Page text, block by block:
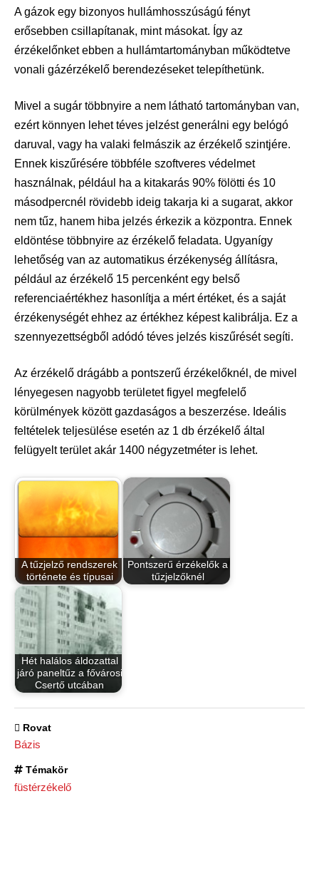
A gázok egy bizonyos hullámhosszúságú fényt
erősebben csillapítanak, mint másokat. Így az
érzékelőnket ebben a hullámtartományban működtetve
vonali gázérzékelő berendezéseket telepíthetünk.
Mivel a sugár többnyire a nem látható tartományban van,
ezért könnyen lehet téves jelzést generálni egy belógó
daruval, vagy ha valaki felmászik az érzékelő szintjére.
Ennek kiszűrésére többféle szoftveres védelmet
használnak, például ha a kitakarás 90% fölötti és 10
másodpercnél rövidebb ideig takarja ki a sugarat, akkor
nem tűz, hanem hiba jelzés érkezik a központra. Ennek
eldöntése többnyire az érzékelő feladata. Ugyanígy
lehetőség van az automatikus érzékenység állításra,
például az érzékelő 15 percenként egy belső
referenciaértékhez hasonlítja a mért értéket, és a saját
érzékenységét ehhez az értékhez képest kalibrálja. Ez a
szennyezettségből adódó téves jelzés kiszűrését segíti.
Az érzékelő drágább a pontszerű érzékelőknél, de mivel
lényegesen nagyobb területet figyel megfelelő
körülmények között gazdaságos a beszerzése. Ideális
feltételek teljesülése esetén az 1 db érzékelő által
felügyelt terület akár 1400 négyzetméter is lehet.
A tűzjelző rendszerek
története és típusai
Pontszerű érzékelők a
tűzjelzőknél
Hét halálos áldozattal
járó paneltűz a fővárosi
Csertő utcában
Rovat
Bázis
Témakör
füstérzékelő